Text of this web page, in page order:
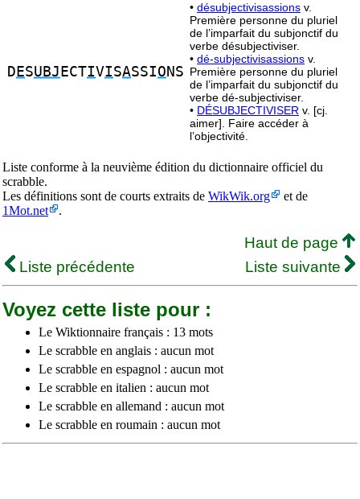
D ESUBJ ECTIVISASSIO NS
• désubjectivisassions v.
Première personne du pluriel
de l’imparfait du subjonctif du
verbe désubjectiviser.
• dé-subjectivisassions v.
Première personne du pluriel
de l’imparfait du subjonctif du
verbe dé-subjectiviser.
• DÉSUBJECTIVISER v. [cj.
aimer]. Faire accéder à
l’objectivité.
Liste conforme à la neuvième édition du dictionnaire officiel du
scrabble.
Les définitions sont de courts extraits de WikWik.org
et de
1Mot.net
.
Haut de page
Liste précédente
Liste suivante
Voyez cette liste pour :
Le Wiktionnaire français : 13 mots
Le scrabble en anglais : aucun mot
Le scrabble en espagnol : aucun mot
Le scrabble en italien : aucun mot
Le scrabble en allemand : aucun mot
Le scrabble en roumain : aucun mot